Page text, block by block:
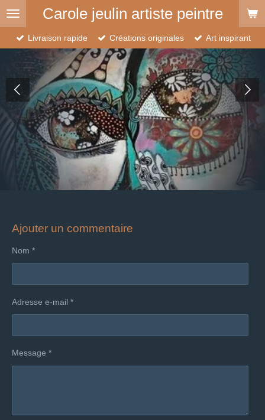
Passer
contenu
principal
Carole jeulin artiste peintre
Livraison rapide Créations originales Art inspirant
Ajouter un commentaire
Nom *
Adresse e-mail *
Message *